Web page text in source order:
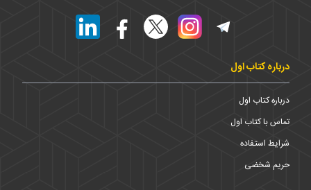
درباره کتاب اول
درباره کتاب اول
تماس با کتاب اول
شرایط استفاده
حریم شخضی